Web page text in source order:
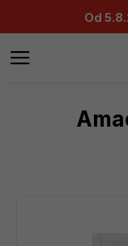
Od